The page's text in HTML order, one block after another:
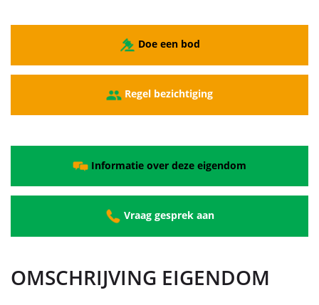
Doe een bod
Regel bezichtiging
Informatie over deze eigendom
Vraag gesprek aan
OMSCHRIJVING EIGENDOM